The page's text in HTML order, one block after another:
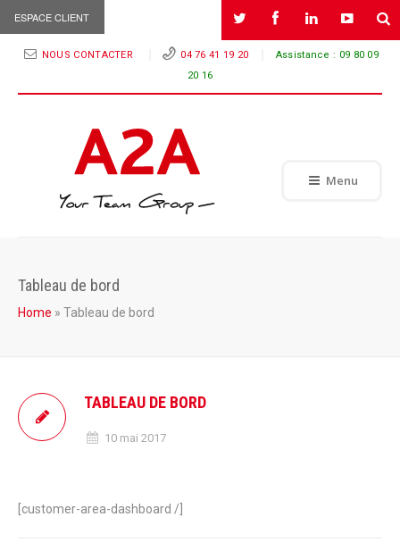
ESPACE CLIENT
NOUS CONTACTER 04 76 41 19 20 Assistance : 09 80 09
20 16
Menu
Tableau de bord
Home » Tableau de bord
TABLEAU DE BORD
10 mai 2017
[customer-area-dashboard /]